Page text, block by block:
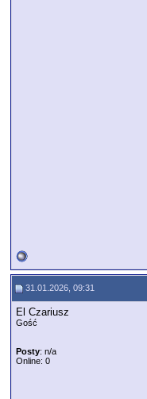
31.01.2026, 09:31
El Czariusz
Gość
Posty: n/a
Online: 0